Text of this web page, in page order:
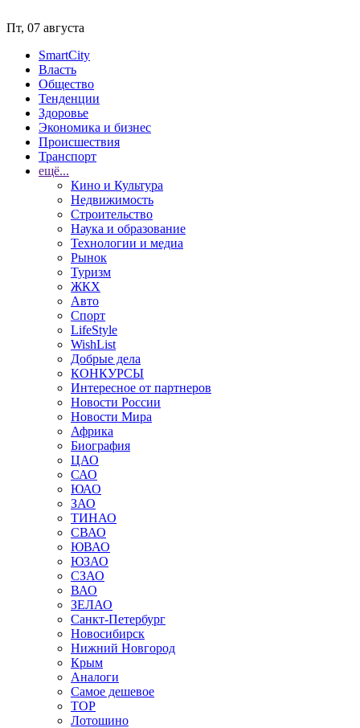
Пт, 07 августа
SmartCity
Власть
Общество
Тенденции
Здоровье
Экономика и бизнес
Происшествия
Транспорт
ещё...
Кино и Культура
Недвижимость
Строительство
Наука и образование
Технологии и медиа
Рынок
Туризм
ЖКХ
Авто
Спорт
LifeStyle
WishList
Добрые дела
КОНКУРСЫ
Интересное от партнеров
Новости России
Новости Мира
Африка
Биография
ЦАО
САО
ЮАО
ЗАО
ТИНАО
СВАО
ЮВАО
ЮЗАО
СЗАО
ВАО
ЗЕЛАО
Санкт-Петербург
Новосибирск
Нижний Новгород
Крым
Аналоги
Самое дешевое
TOP
Лотошино